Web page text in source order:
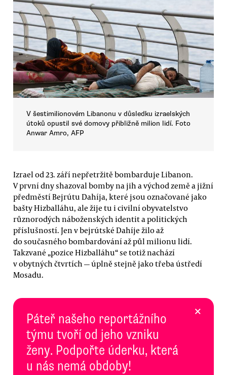
V šestimilionovém Libanonu v důsledku izraelských
útoků opustil své domovy přibližně milion lidí. Foto
Anwar Amro, AFP
Izrael od 23. září nepřetržitě bombarduje Libanon.
V první dny shazoval bomby na jih a východ země a jižní
předměstí Bejrútu Dahíja, které jsou označované jako
bašty Hizballáhu, ale žije tu i civilní obyvatelstvo
různorodých náboženských identit a politických
příslušností. Jen v bejrútské Dahíje žilo až
do současného bombardování až půl milionu lidí.
Takzvané „pozice Hizballáhu“ se totiž nachází
v obytných čtvrtích — úplně stejně jako třeba ústředí
Mosadu.
Páteř našeho reportážního
týmu tvoří od jeho vzniku
ženy. Podpořte úderku, která
u nás nemá obdoby!
×